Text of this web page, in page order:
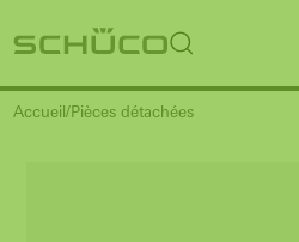
Accueil Pièces détachées